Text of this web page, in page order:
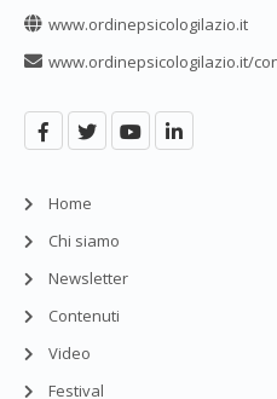
www.ordinepsicologilazio.it
www.ordinepsicologilazio.it/
Home
Chi siamo
Newsletter
Contenuti
Video
Festival